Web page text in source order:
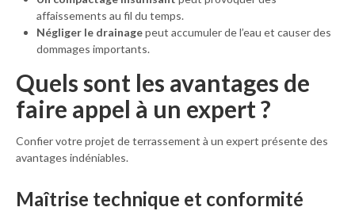
affaissements au fil du temps.
Négliger le drainagepeut accumuler de l’eau et causer des
dommages importants.
Quels sont les avantages de
faire appel à un expert ?
Confier votre projet de terrassement à un expert présente des
avantages indéniables.
Maîtrise technique et conformité